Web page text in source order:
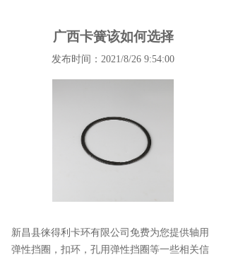
广西卡簧该如何选择
发布时间：2021/8/26 9:54:00
新昌县徕得利卡环有限公司免费为您提供轴用
弹性挡圈 ，扣环，孔用弹性挡圈等一些相关信